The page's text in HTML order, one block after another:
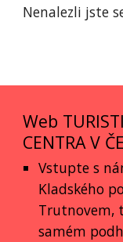
Nenalezli jste
Web
CENTRA V
Vstupte s
Kladského
Trutnovem,
samém